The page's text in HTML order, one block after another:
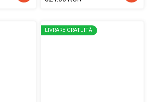
LIVRARE GRATUITĂ